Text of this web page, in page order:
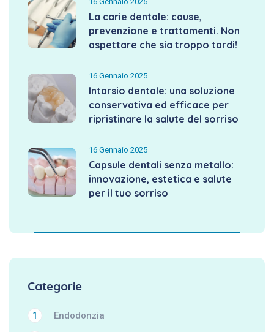
La carie dentale: cause,
prevenzione e trattamenti. Non
aspettare che sia troppo tardi!
16 Gennaio 2025
Intarsio dentale: una soluzione
conservativa ed efficace per
ripristinare la salute del sorriso
16 Gennaio 2025
Capsule dentali senza metallo:
innovazione, estetica e salute
per il tuo sorriso
Categorie
Endodonzia
1